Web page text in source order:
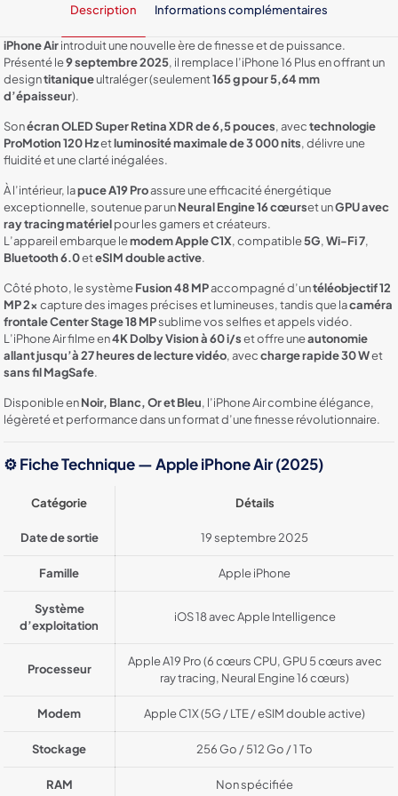
Description Informations complémentaires
iPhone Airintroduit une nouvelle ère de finesse et de puissance.
Présenté le9 septembre 2025, il remplace l’iPhone 16 Plus en offrant un
designtitaniqueultraléger (seulement165 g pour 5,64 mm
d’épaisseur).
Sonécran OLED Super Retina XDR de 6,5 pouces, avectechnologie
ProMotion 120 Hzetluminosité maximale de 3 000 nits, délivre une
fluidité et une clarté inégalées.
À l’intérieur, lapuce A19 Proassure une efficacité énergétique
exceptionnelle, soutenue par unNeural Engine 16 cœurset unGPU avec
ray tracing matérielpour les gamers et créateurs.
L’appareil embarque lemodem Apple C1X, compatible5G,Wi-Fi 7,
Bluetooth 6.0eteSIM double active.
Côté photo, le systèmeFusion 48 MPaccompagné d’untéléobjectif 12
MP 2x capture des images précises et lumineuses, tandis que lacaméra
frontale Center Stage 18 MPsublime vos selfies et appels vidéo.
L’iPhone Air filme en4K Dolby Vision à 60 i/set offre uneautonomie
allant jusqu’à 27 heures de lecture vidéo, aveccharge rapide 30 Wet
sans fil MagSafe.
Disponible enNoir, Blanc, Or et Bleu, l’iPhone Air combine élégance,
légèreté et performance dans un format d’une finesse révolutionnaire.
⚙️Fiche Technique — Apple iPhone Air (2025)
Catégorie Détails
Date de sortie 19 septembre 2025
Famille Apple iPhone
Système
d’exploitation
iOS 18 avec Apple Intelligence
Processeur
Apple A19 Pro (6 cœurs CPU, GPU 5 cœurs avec
ray tracing, Neural Engine 16 cœurs)
Modem Apple C1X (5G / LTE / eSIM double active)
Stockage 256 Go / 512 Go / 1 To
RAM Non spécifiée